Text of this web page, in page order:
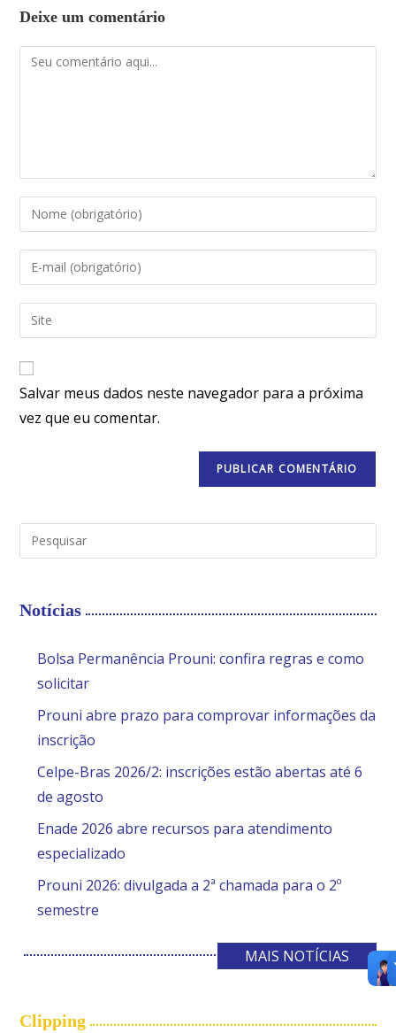
Deixe um comentário
Salvar meus dados neste navegador para a próxima
vez que eu comentar.
Notícias
Bolsa Permanência Prouni: confira regras e como
solicitar
Prouni abre prazo para comprovar informações da
inscrição
Celpe-Bras 2026/2: inscrições estão abertas até 6
de agosto
Enade 2026 abre recursos para atendimento
especializado
Prouni 2026: divulgada a 2ª chamada para o 2º
semestre
MAIS NOTÍCIAS
Clipping